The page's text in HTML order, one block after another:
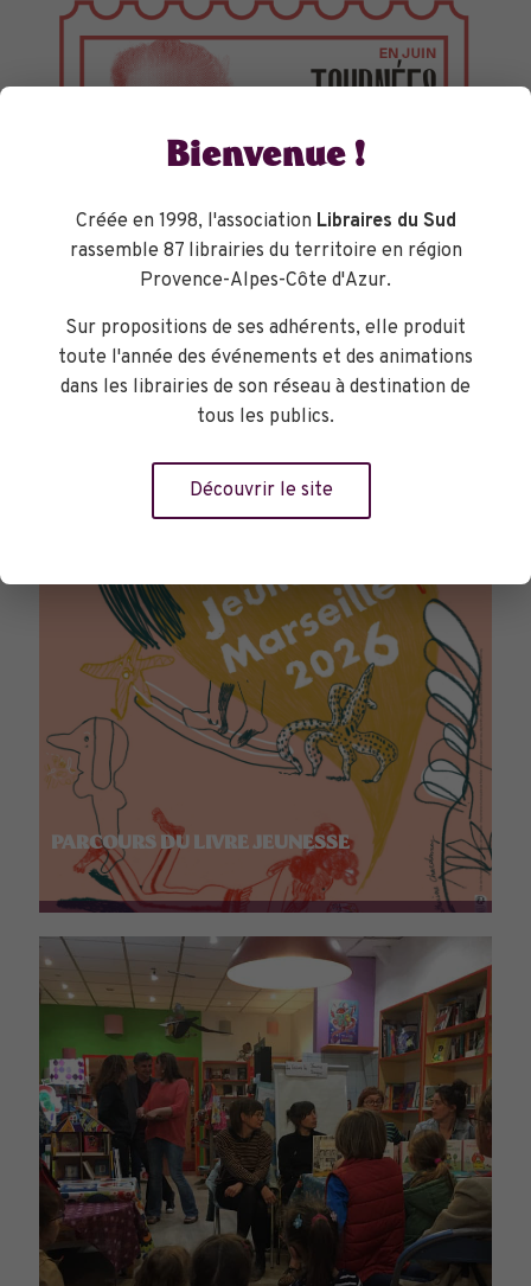
TOURNÉES GÉNÉRALES
PARCOURS DU LIVRE JEUNESSE
Bienvenue !
Créée en 1998, l'association Libraires du Sud
rassemble 87 librairies du territoire en région
Provence-Alpes-Côte d'Azur.
Sur propositions de ses adhérents, elle produit
toute l'année des événements et des animations
dans les librairies de son réseau à destination de
tous les publics.
Découvrir le site